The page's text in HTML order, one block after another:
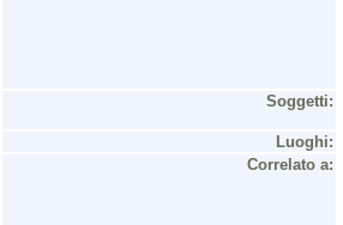
Soggetti:
Luoghi:
Correlato a: